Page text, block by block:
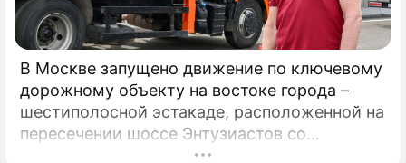
В Москве запущено движение по ключевому
дорожному объекту на востоке города –
шестиполосной эстакаде, расположенной на
пересечении шоссе Энтузиастов со
Свободным проспектом и Большим